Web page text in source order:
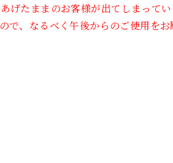
げたままのお客様が出てしまって
、なるべく午後からのご使用を